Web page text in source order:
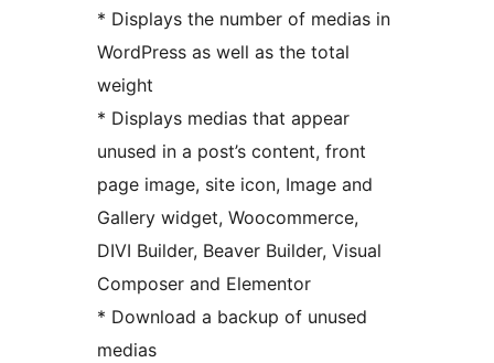
* Displays the number of medias in
WordPress as well as the total
weight
* Displays medias that appear
unused in a post’s content, front
page image, site icon, Image and
Gallery widget, Woocommerce,
DIVI Builder, Beaver Builder, Visual
Composer and Elementor
* Download a backup of unused
medias